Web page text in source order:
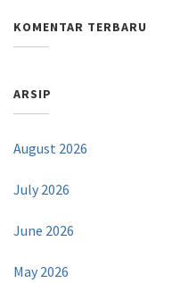
KOMENTAR TERBARU
ARSIP
August 2026
July 2026
June 2026
May 2026